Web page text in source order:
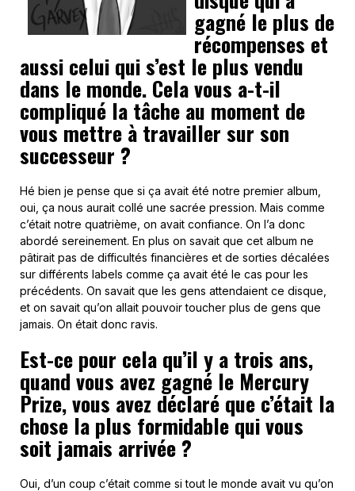
gagné le plus de
récompenses et
aussi celui qui s’est le plus vendu
dans le monde. Cela vous a-t-il
compliqué la tâche au moment de
vous mettre à travailler sur son
successeur ?
Hé bien je pense que si ça avait été notre premier album,
oui, ça nous aurait collé une sacrée pression. Mais comme
c’était notre quatrième, on avait confiance. On l’a donc
abordé sereinement. En plus on savait que cet album ne
pâtirait pas de difficultés financières et de sorties décalées
sur différents labels comme ça avait été le cas pour les
précédents. On savait que les gens attendaient ce disque,
et on savait qu’on allait pouvoir toucher plus de gens que
jamais. On était donc ravis.
Est-ce pour cela qu’il y a trois ans,
quand vous avez gagné le Mercury
Prize, vous avez déclaré que c’était la
chose la plus formidable qui vous
soit jamais arrivée ?
Oui, d’un coup c’était comme si tout le monde avait vu qu’on